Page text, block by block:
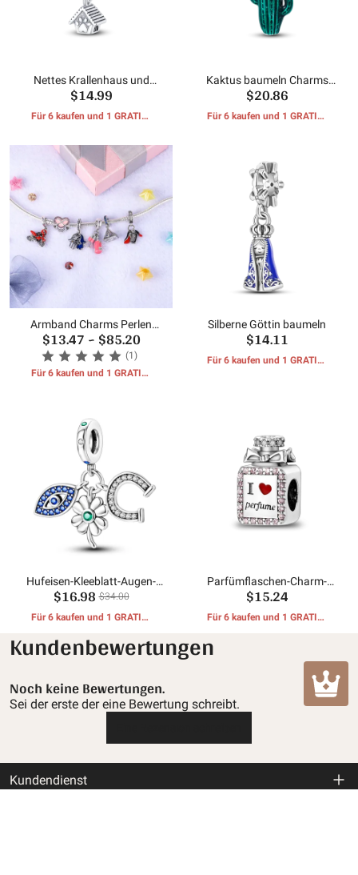
Nettes Krallenhaus und
Heißluftballonperlen
$14.99
Für 6 kaufen und 1 GRATIS-
Kaktus baumeln Charms
Perlen
$20.86
Für 6 kaufen und 1 GRATIS-
Armband Charms Perlen
Anhänger
$13.47~$85.20
(1)
Für 6 kaufen und 1 GRATIS-
Silberne Göttin baumeln
$14.11
Für 6 kaufen und 1 GRATIS-
Hufeisen-Kleeblatt-Augen-
Anhänger
$16.98 $34.00
Für 6 kaufen und 1 GRATIS-
Parfümflaschen-Charm-
Perlen
$15.24
Für 6 kaufen und 1 GRATIS-
Kundenbewertungen
Noch keine Bewertungen.
Sei der erste der eine Bewertung schreibt.
Kundendienst